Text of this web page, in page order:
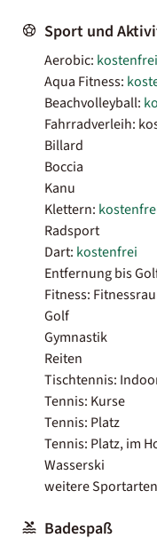
Sport und
Aerobic: kostenfrei
Aqua Fitness:
Beachvolleyball:
Fahrradverleih:
Billard
Boccia
Kanu
Klettern:
Radsport
Dart: kostenfrei
Entfernung bis
Fitness:
Golf
Gymnastik
Reiten
Tischtennis:
Tennis: Kurse
Tennis: Platz
Tennis: Platz, im
Wasserski
weitere
Badespaß